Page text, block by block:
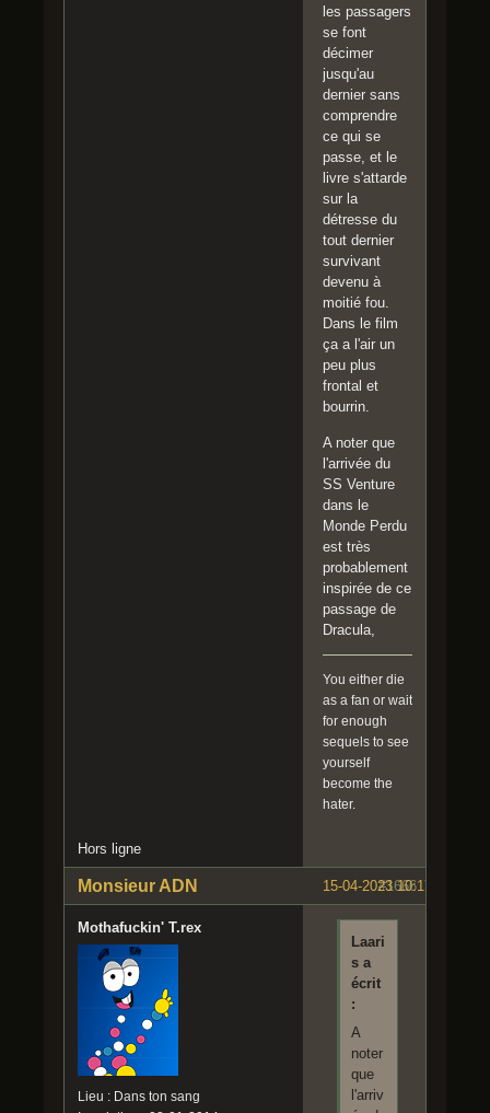
les passagers
se font
décimer
jusqu'au
dernier sans
comprendre
ce qui se
passe, et le
livre s'attarde
sur la
détresse du
tout dernier
survivant
devenu à
moitié fou.
Dans le film
ça a l'air un
peu plus
frontal et
bourrin.
A noter que
l'arrivée du
SS Venture
dans le
Monde Perdu
est très
probablement
inspirée de ce
passage de
Dracula,
You either die
as a fan or wait
for enough
sequels to see
yourself
become the
hater.
Hors ligne
#1666
15-04-2023 10:17:02
Monsieur ADN
Mothafuckin' T.rex
Lieu : Dans ton sang
Laari
s a
écrit
:
A
noter
que
l'arriv